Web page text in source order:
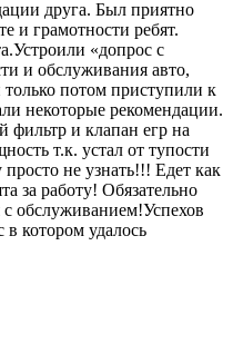
друга. Был приятно
и грамотности ребят.
«допрос с
и обслуживания авто,
потом приступили к
некоторые рекомендации.
фильтр и клапан егр на
т.к. устал от тупости
не узнать!!! Едет как
за работу! Обязательно
с обслуживанием!Успехов
котором удалось